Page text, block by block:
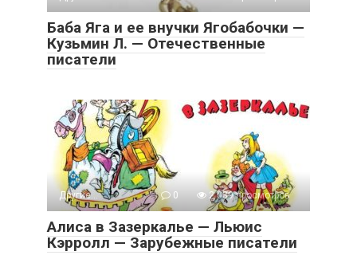
Баба Яга и ее внучки Ягобабочки —
Кузьмин Л. — Отечественные
писатели
Другие... 0 2 039 просмотров
Алиса в Зазеркалье — Льюис
Кэрролл — Зарубежные писатели